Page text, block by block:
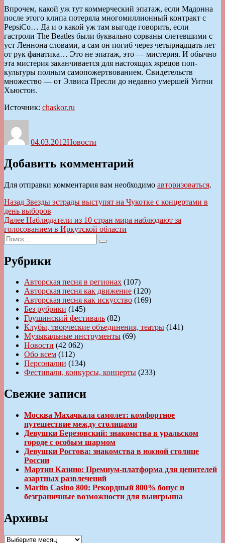
Впрочем, какой уж тут коммерческий эпатаж, если Мадонна
после этого клипа потеряла многомиллионный контракт с
PepsiCo… Да и о какой уж там выгоде говорить, если
гастроли The Beatles были буквально сорваны слетевшими с
уст Леннона словами, а сам он погиб через четырнадцать лет
от рук фанатика… Это не эпатаж, это — мистерия. И обычно
эта мистерия заканчивается для настоящих жрецов поп-
культуры полным самопожертвованием. Свидетельств
множество — от Элвиса Пресли до недавно умершей Уитни
Хьюстон.
Источник: chaskor.ru
04.03.2012Новости
Добавить комментарий
Для отправки комментария вам необходимо авторизоваться.
Навигация
по
записям
Назад Предыдущая
запись:
Звезды эстрады выступят на Чукотке с концертами в
день выборов
Далее Следующая
запись:
Наблюдатели из 10 стран мира наблюдают за
голосованием в Иркутской области
Искать:
Поиск
Рубрики
Авторская песня в регионах (107)
Авторская песня как движение (120)
Авторская песня как искусство (169)
Без рубрики (145)
Грушинский фестиваль (82)
Клубы, творческие объединения, театры (141)
Музыкальные инструменты (69)
Новости (42 062)
Обо всем (112)
Персоналии (134)
Фестивали, конкурсы, концерты (233)
Свежие записи
Москва Махачкала самолет: комфортное
путешествие между столицами
Девушки Березовский: знакомства в уральском
городе с особым шармом
Девушки Ростова: знакомства в южной столице
России
Мартин Казино: Премиум-платформа для ценителей
азартных развлечений
Martin Casino 800: Рекордный 800% бонус и
безграничные возможности для выигрыша
Архивы
Архивы